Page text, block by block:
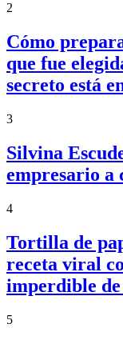
2
Cómo
que fue
secreto está
3
Silvina
empresario a
4
Tortilla de
receta viral
imperdible
5